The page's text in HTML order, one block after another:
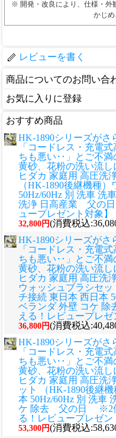
※ 開発・改良により、仕様・外
かじめ
レビューを書く
商品についてのお問い合
お気に入りに登録
おすすめ商品
HK-1890シリーズがさ
「コードレス・充電
ちも悪い‥」とご不満
黄砂、花粉の洗い流し
ヒダカ 家庭用 高圧洗
（HK-1890後継機種
50Hz/60Hz 別 洗車 洗
洗浄 日高産業 父の日
ュープレゼント対象】
32,800円(消費税込
HK-1890シリーズがさ
「コードレス・充電
ちも悪い‥」とご不満
黄砂、花粉の洗い流し
ヒダカ 家庭用 高圧洗
ウォッシュブラシセ
チ接続 東日本 西日本
ベランダ 外壁 コケ
える！レビュープレゼ
36,800円(消費税込
HK-1890シリーズがさ
「コードレス・充電
ちも悪い‥」とご不満
黄砂、花粉の洗い流し
ヒダカ 家庭用 高圧洗
ット （HK-1890後継
本 50Hz/60Hz 別 洗車
ケ 除去 父の日 ※2個
る！レビュープレゼン
53,300円(消費税込